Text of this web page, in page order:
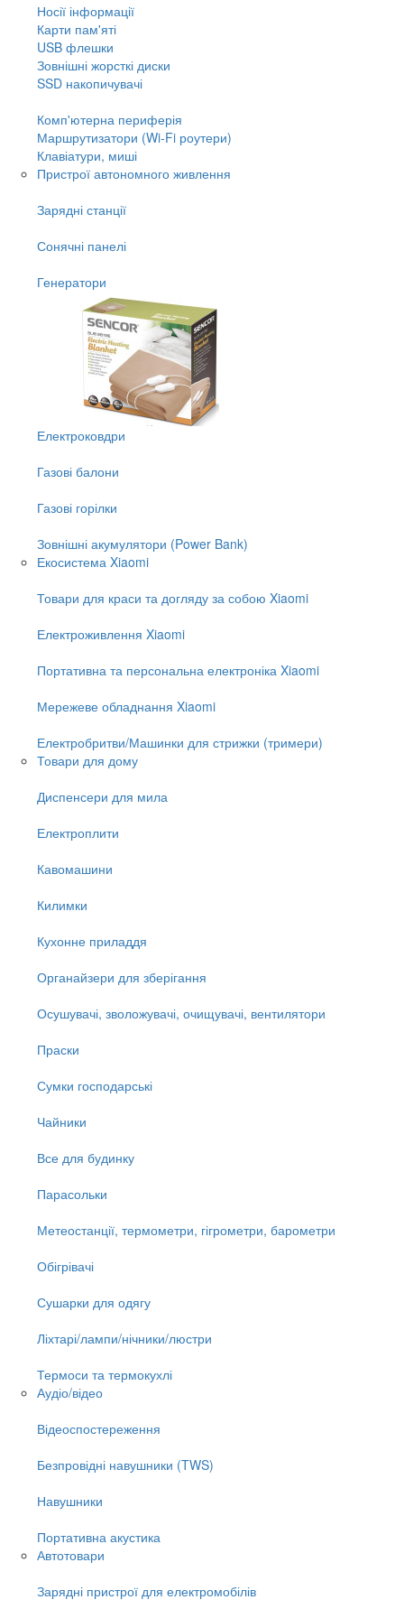
Носії інформації
Карти пам'яті
USB флешки
Зовнішні жорсткі диски
SSD накопичувачі
Комп'ютерна периферія
Маршрутизатори (Wi-Fi роутери)
Клавіатури, миші
Пристрої автономного живлення
Зарядні станції
Сонячні панелі
Генератори
Електроковдри
Газові балони
Газові горілки
Зовнішні акумулятори (Power Bank)
Екосистема Xiaomi
Товари для краси та догляду за собою Xiaomi
Електроживлення Xiaomi
Портативна та персональна електроніка Xiaomi
Мережеве обладнання Xiaomi
Електробритви/Машинки для стрижки (тримери)
Товари для дому
Диспенсери для мила
Електроплити
Кавомашини
Килимки
Кухонне приладдя
Органайзери для зберігання
Осушувачі, зволожувачі, очищувачі, вентилятори
Праски
Сумки господарські
Чайники
Все для будинку
Парасольки
Метеостанції, термометри, гігрометри, барометри
Обігрівачі
Сушарки для одягу
Ліхтарі/лампи/нічники/люстри
Термоси та термокухлі
Аудіо/відео
Відеоспостереження
Безпровідні навушники (TWS)
Навушники
Портативна акустика
Автотовари
Зарядні пристрої для електромобілів